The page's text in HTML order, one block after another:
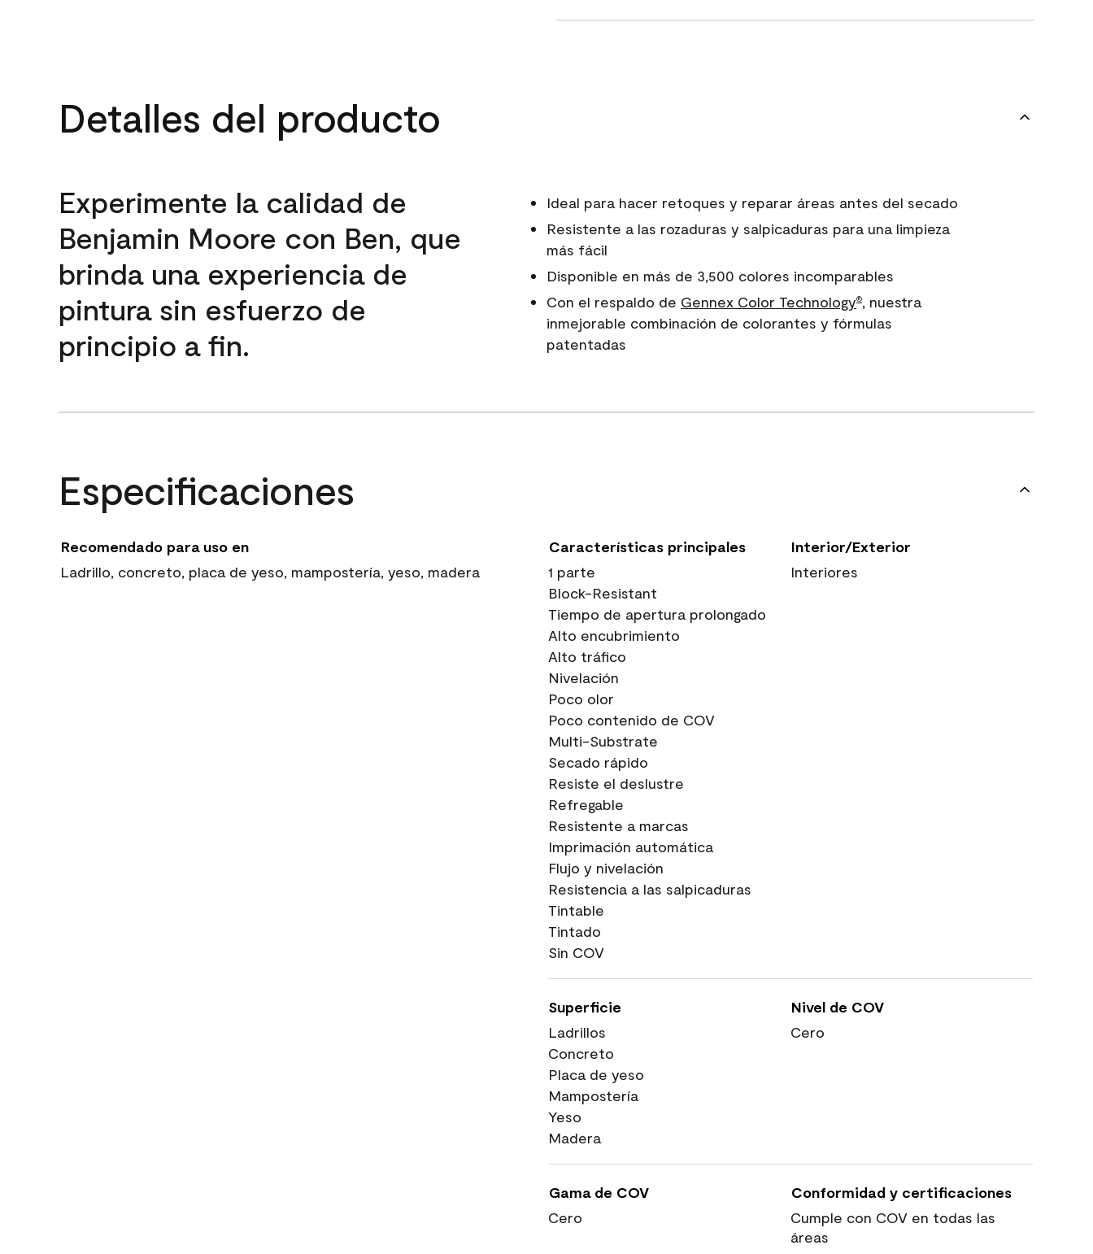
Detalles del producto
Experimente la calidad de
Benjamin Moore con Ben, que
brinda una experiencia de
pintura sin esfuerzo de
principio a fin.
Ideal para hacer retoques y reparar áreas antes del secado
Resistente a las rozaduras y salpicaduras para una limpieza
más fácil
Disponible en más de 3,500 colores incomparables
Con el respaldo de Gennex Color Technology®, nuestra
inmejorable combinación de colorantes y fórmulas
patentadas
Especificaciones
Recomendado para uso en
Ladrillo, concreto, placa de yeso, mampostería, yeso, madera
Características principales
1 parte
Block-Resistant
Tiempo de apertura prolongado
Alto encubrimiento
Alto tráfico
Nivelación
Poco olor
Poco contenido de COV
Multi-Substrate
Secado rápido
Resiste el deslustre
Refregable
Resistente a marcas
Imprimación automática
Flujo y nivelación
Resistencia a las salpicaduras
Tintable
Tintado
Sin COV
Interior/Exterior
Interiores
Superficie
Ladrillos
Concreto
Placa de yeso
Mampostería
Yeso
Madera
Nivel de COV
Cero
Gama de COV
Cero
Conformidad y certificaciones
Cumple con COV en todas las
áreas